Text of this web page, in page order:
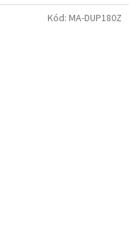
Kód: MA-DUP180Z